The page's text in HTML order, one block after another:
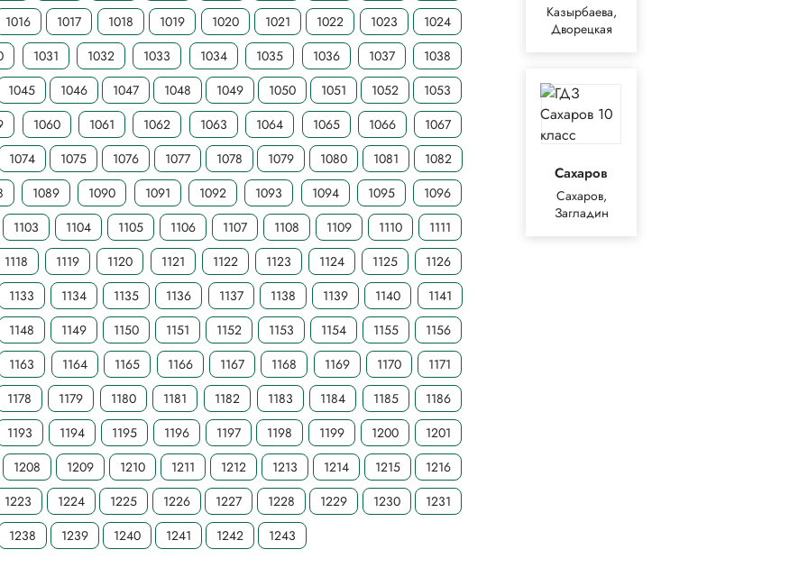
1016
1017 1018 1019 1020 1021 1022 1023
1024
1031 1032 1033 1034 1035 1036 1037
1038
1045
1046 1047 1048 1049 1050 1051 1052
1053
1060 1061 1062 1063 1064 1065 1066
1067
1074
1075 1076 1077 1078 1079 1080 1081
1082
1089 1090 1091 1092 1093 1094 1095
1096
1103
1104 1105 1106 1107 1108 1109 1110
1111
1118
1119 1120 1121 1122 1123 1124 1125
1126
1133
1134 1135 1136 1137 1138 1139 1140
1141
1148
1149 1150 1151 1152 1153 1154 1155
1156
1163
1164 1165 1166 1167 1168 1169 1170
1171
1178
1179 1180 1181 1182 1183 1184 1185
1186
1193
1194 1195 1196 1197 1198 1199 1200
1201
1208
1209 1210 1211 1212 1213 1214 1215
1216
1223
1224 1225 1226 1227 1228 1229 1230
1231
1238
1239 1240 1241 1242 1243
Казырбаева,
Дворецкая
Сахаров
Сахаров,
Загладин